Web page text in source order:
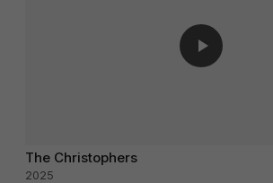
The Christophers
2025